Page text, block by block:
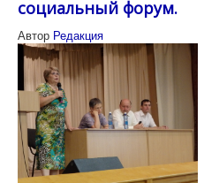
социальный форум.
Автор Редакция